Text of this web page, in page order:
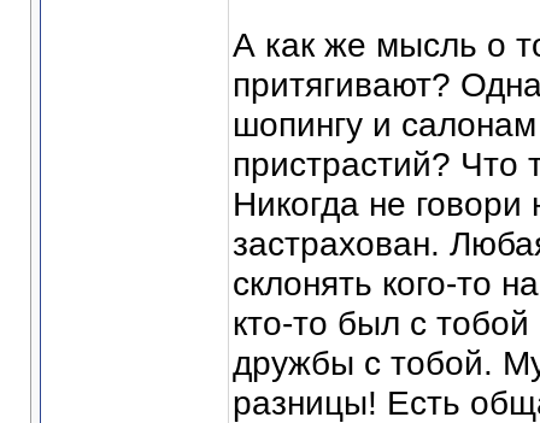
А как же мысль о
притягивают?
шопингу и
пристрастий? Что
Никогда не
застрахован.
склонять кого-то
кто-то был с
дружбы с тобой.
разницы! Есть